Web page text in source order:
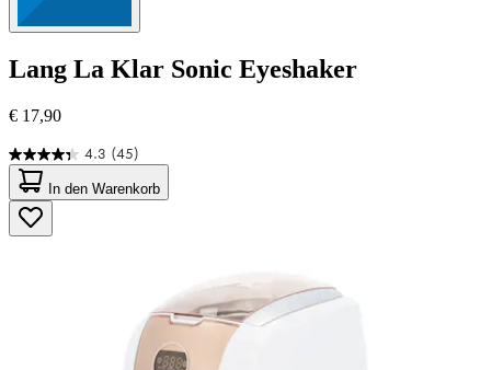
Lang La Klar Sonic Eyeshaker
€ 17,90
4.3 (45)
4.3
von
5
Sternen.
45
In den Warenkorb